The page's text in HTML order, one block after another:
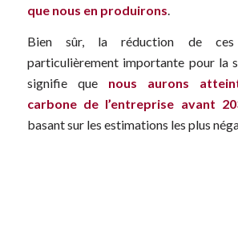
que nous en produirons
Bien sûr, la réduction de ces
particulièrement importante pour la
signifie que nous aurons
carbone de l’entreprise avant
basant sur les estimations les plus